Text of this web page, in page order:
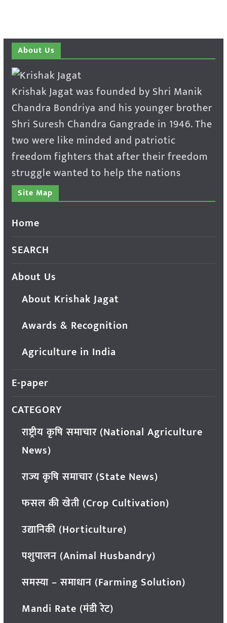
About Us
Krishak Jagat was founded by Shri Manik
Chandra Bondriya and his younger brother
Shri Suresh Chandra Gangrade in 1946. The
two were like minded and patriotic
freedom fighters that after their freedom
struggle wanted to help the nations
Site Map
Home
SEARCH
About Us
About Krishak Jagat
Awards & Recognition
Agriculture in India
E-paper
CATEGORY
राष्ट्रीय कृषि समाचार (National Agriculture
News)
राज्य कृषि समाचार (State News)
फसल की खेती (Crop Cultivation)
उद्यानिकी (Horticulture)
पशुपालन (Animal Husbandry)
समस्या – समाधान (Farming Solution)
Mandi Rate (मंडी रेट)